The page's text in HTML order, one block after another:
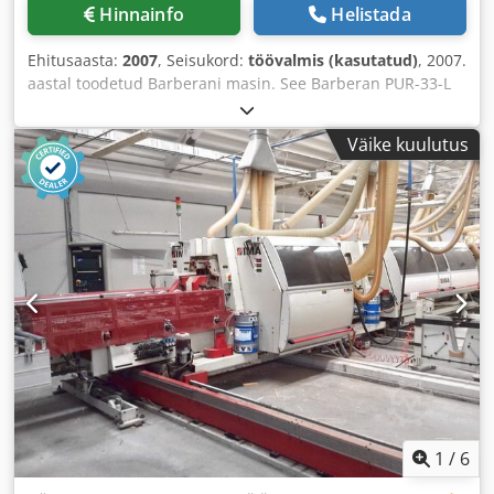
Profiilide pakkimismasin on loodud erineva kuju, suuruse
kuumliimidega fooliume. • Töötab nii iseseisva üksusena
kui ka osana terviklikust tootmisliinist. • Võimalik töötada
selliste materjalidega nagu pvc, alumiinium ja mõned
komposiitmaterjalid. • Erinevad fooliumitüübid on
ühilduvad, teatud materjalide jaoks võib vaja minna
spetsiaalseid konfiguratsioone. • Profiili mõõtmed: laius 25–
300 mm, pikkus ≥600 mm, kõrgus 4–120 mm • Fooliumi
mõõtmed: laius 25–330 mm, välimise rulli läbimõõt ≤600
mm, sisemise rulli läbimõõt 76 mm • Maksimaalne
mehaaniline kiirus: 60 m/min • Töökõrgus: 900 mm • Pinge:
400v – 50hz • Suruõhk: 6 baari Credpfoyaa Utox Aktjf
Lisainformatsioon Masin on endiselt toiteallikas. 6
isereguleeruvat küttekeha, laiendatav 8-ni. Liimi
pealekandmiseks mõeldud piluotsik (330 mm). Rulli
läbimõõt kuni 600 mm. Magnetiline pulberpidur pinge
reguleerimiseks. Infrapunaekraan fooliumi
kuumutamiseks. Foolium kantakse peale vormitud
kummirullidega. Kiire profiili kuju muutmise süsteem. Kuni
Hinnainfo Helistada
Ehitusaasta: 2007, Seisukord: töövalmis (kasutatud), 2007.
aastal toodetud Barberani masin. See Barberan PUR-33-L
on pidev pakkimisliin, mis on mõeldud PVC-fooliumi, CPL-i,
paberi ja spooni kandmiseks erinevatele materjalidele,
kasutades kuumsulamistehnoloogiat. Sellel on tugev ühes
tükis elektrokeevitatud terasraam, mootoriga kummiga
kaetud etteandmisrattad ja täpse liimi pealekandmise
tagamiseks pilukujuline ekstrusioonisüsteem. Kui otsite
kvaliteetseid pakkimisvõimalusi, kaaluge Barberan PUR-33-
L masinat, mis on meil müügil. Võtke meiega ühendust, et
saada lisateavet. • Alusraam: Üheosaline elektrokeevitatud
terasest raam, millel on suur struktuuriline jäikus. See on
konstrueeritud vibratsioonide summutamiseks ja
survevõllide joondamise säilitamiseks. •
Transpordisüsteem: Mootoriga kummiga kaetud
etteanderattad, mille kiirust reguleeritakse inverteri
kaudu, tagades täpse sünkroniseerimise liimi
pealekandmise ja profiili etteandmise vahel. •
Pressimis-/kalandritsoon: universaalsed toed ja mitme
Väike kuulutus
1 / 6